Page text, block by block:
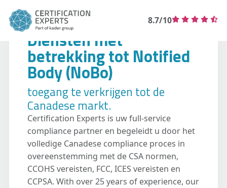
8.7/10
Diensten met
betrekking tot Notified
Body (NoBo)
toegang te verkrijgen tot de
Canadese markt.
Certification Experts is uw full-service
compliance partner en begeleidt u door het
volledige Canadese compliance proces in
overeenstemming met de CSA normen,
CCOHS vereisten, FCC, ICES vereisten en
CCPSA. With over 25 years of experience, our